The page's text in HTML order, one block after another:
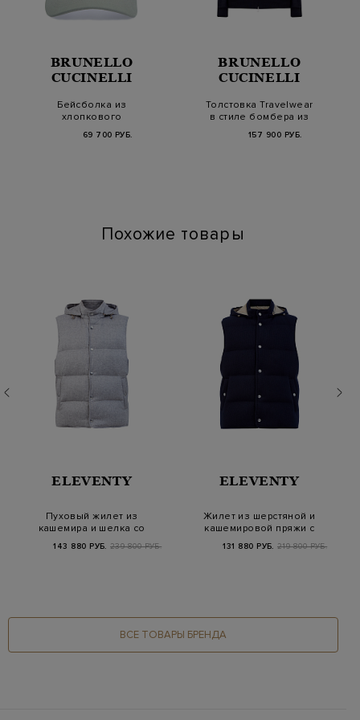
BRUNELLO
CUCINELLI
Бейсболка из
хлопкового
габардина с вышитой
эмблемой S…
69 700 РУБ.
BRUNELLO
CUCINELLI
Толстовка Travelwear
в стиле бомбера из
хлопкового фут…
157 900 РУБ.
Похожие товары
ELEVENTY
Пуховый жилет из
кашемира и шелка со
143 880 РУБ. 239 800 РУБ.
ELEVENTY
Жилет из шерстяной и
кашемировой пряжи с
131 880 РУБ. 219 800 РУБ.
ВСЕ ТОВАРЫ БРЕНДА